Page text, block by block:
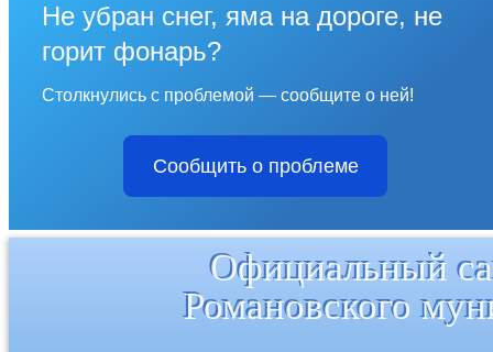
Не убран снег, яма на дороге, не
горит фонарь?
Столкнулись с проблемой — сообщите о ней!
Сообщить о проблеме
Официальный
Романовского